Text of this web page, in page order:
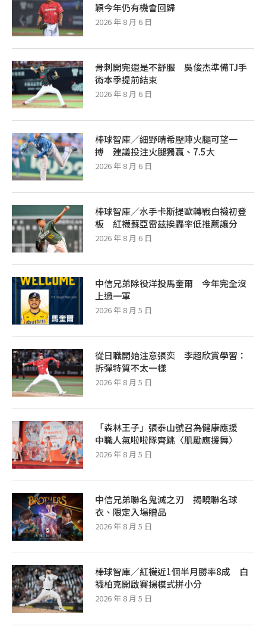
穎今年仍有機會回歸
2026 年 8 月 6 日
骨刺開完還是不舒服 吳俊杰準備TJ手
術本季提前結束
2026 年 8 月 6 日
棒球智庫／細野晴希壓陣火腿可望一
搏 建議投注火腿獨贏、7.5大
2026 年 8 月 6 日
棒球智庫／水手卡斯提歐轉戰白襪初登
板 紅襪蘇亞雷茲挨轟率低推薦讓分
2026 年 8 月 6 日
中信兄弟除役洋投馬奎爾 今年完全沒
上過一軍
2026 年 8 月 5 日
從日職開始注意張奕 李超欣賞學習：
拆彈特質不太一樣
2026 年 8 月 5 日
「森林王子」張泰山號召為健康應援
中職人氣啦啦隊齊跳〈肌勵應援舞〉
2026 年 8 月 5 日
中信兄弟聯名鬼滅之刃 揭曉聯名球
衣、限定入場贈品
2026 年 8 月 5 日
棒球智庫／紅襪近1個半月勝率8成 白
襪柏克開啟賽揚模式拼小分
2026 年 8 月 5 日